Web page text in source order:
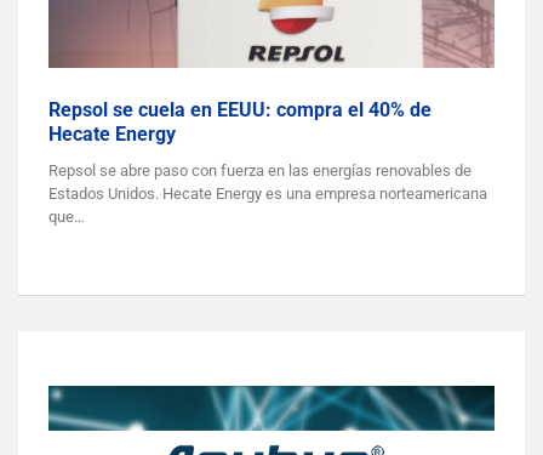
Repsol se cuela en EEUU: compra el 40% de
Hecate Energy
Repsol se abre paso con fuerza en las energías renovables de
Estados Unidos. Hecate Energy es una empresa norteamericana
que…